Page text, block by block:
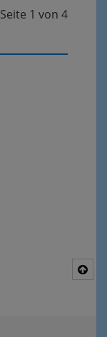
Seite 1 von 4